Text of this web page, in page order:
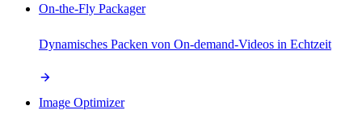
On-the-Fly Packager
Dynamisches Packen von On-demand-Videos in Echtzeit
Image Optimizer